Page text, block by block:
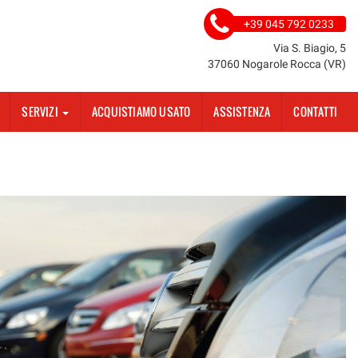
+39 045 792 0233
Via S. Biagio, 5
37060 Nogarole Rocca (VR)
SERVIZI ACQUISTIAMO USATO ASSISTENZA CONTATTI